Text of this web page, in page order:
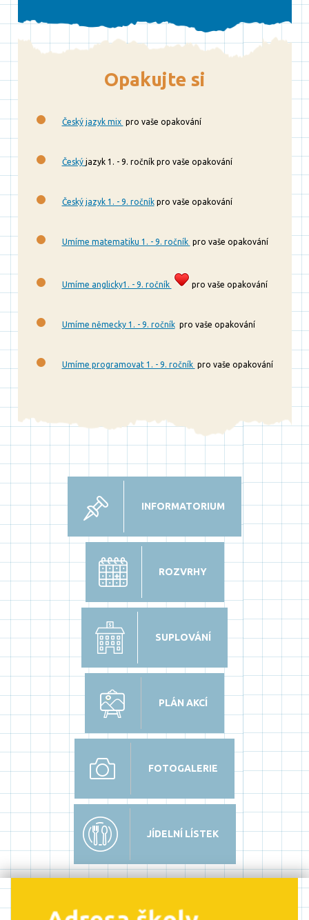
Opakujte si
Český jazyk mix pro vaše opakování
Český jazyk 1. - 9. ročník pro vaše opakování
Český jazyk 1. - 9. ročníkpro vaše opakování
Umíme matematiku 1. - 9. ročník pro vaše opakování
Umíme anglicky1. - 9. ročník pro vaše opakování
Umíme německy 1. - 9. ročníkpro vaše opakování
Umíme programovat 1. - 9. ročník pro vaše opakování
INFORMATORIUM
ROZVRHY
SUPLOVÁNÍ
PLÁN AKCÍ
FOTOGALERIE
JÍDELNÍ LÍSTEK